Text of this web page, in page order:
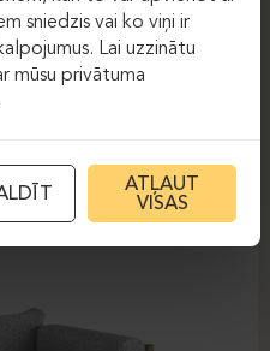
sniedzis vai ko viņi ir
Lai uzzinātu
mūsu privātuma
ATĻAUT
VISAS